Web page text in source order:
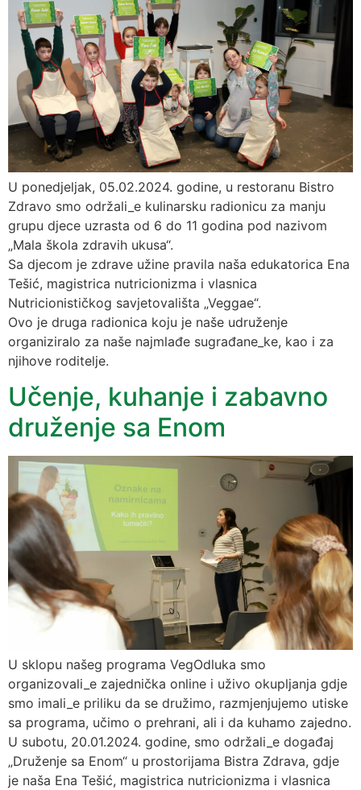
U ponedjeljak, 05.02.2024. godine, u restoranu Bistro
Zdravo smo održali_e kulinarsku radionicu za manju
grupu djece uzrasta od 6 do 11 godina pod nazivom
„Mala škola zdravih ukusa“.
Sa djecom je zdrave užine pravila naša edukatorica Ena
Tešić, magistrica nutricionizma i vlasnica
Nutricionističkog savjetovališta „Veggae“.
Ovo je druga radionica koju je naše udruženje
organiziralo za naše najmlađe sugrađane_ke, kao i za
njihove roditelje.
Učenje, kuhanje i zabavno
druženje sa Enom
U sklopu našeg programa VegOdluka smo
organizovali_e zajednička online i uživo okupljanja gdje
smo imali_e priliku da se družimo, razmjenjujemo utiske
sa programa, učimo o prehrani, ali i da kuhamo zajedno.
U subotu, 20.01.2024. godine, smo održali_e događaj
„Druženje sa Enom“ u prostorijama Bistra Zdrava, gdje
je naša Ena Tešić, magistrica nutricionizma i vlasnica